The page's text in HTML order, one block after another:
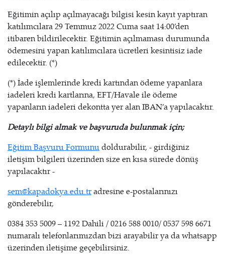
Eğitimin açılıp açılmayacağı bilgisi kesin kayıt yaptıran
katılımcılara 29 Temmuz 2022 Cuma saat 14:00’den
itibaren bildirilecektir. Eğitimin açılmaması durumunda
ödemesini yapan katılımcılara ücretleri kesintisiz iade
edilecektir. (*)
(*) İade işlemlerinde kredi kartından ödeme yapanlara
iadeleri kredi kartlarına, EFT/Havale ile ödeme
yapanların iadeleri dekontta yer alan IBAN’a yapılacaktır.
Detaylı bilgi almak ve başvuruda bulunmak için;
Eğitim Başvuru Formunudoldurabilir, - girdiğiniz
iletişim bilgileri üzerinden size en kısa sürede dönüş
yapılacaktır -
sem@kapadokya.edu.tradresine e-postalarınızı
gönderebilir,
0384 353 5009 – 1192 Dahili / 0216 588 0010/ 0537 598 6671
numaralı telefonlarımızdan bizi arayabilir ya da whatsapp
üzerinden iletişime geçebilirsiniz.